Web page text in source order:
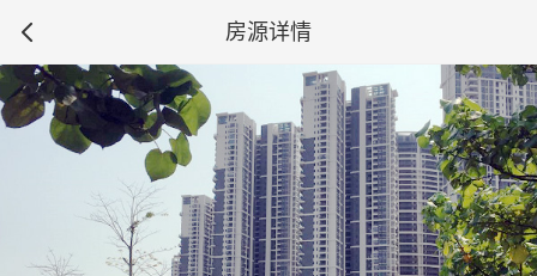
房源详情